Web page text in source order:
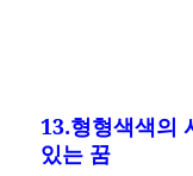
13.형형색색의
있는 꿈